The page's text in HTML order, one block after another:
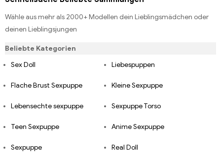
Wähle aus mehr als 2000+ Modellen dein Lieblingsmädchen oder
deinen Lieblingsjungen
Beliebte Kategorien
Sex Doll
Liebespuppen
Flache Brust Sexpuppe Kleine Sexpuppe
Lebensechte sexpuppe Sexpuppe Torso
Teen Sexpuppe Anime Sexpuppe
Sexpuppe Real Doll